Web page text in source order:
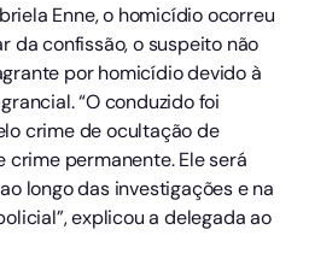
Enne, o homicídio ocorreu
da confissão, o suspeito não
por homicídio devido à
“O conduzido foi
crime de ocultação de
permanente. Ele será
longo das investigações e na
explicou a delegada ao